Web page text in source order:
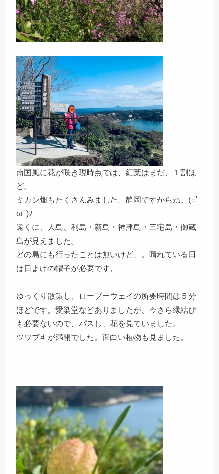
南国風に花が咲き現時点では、紅葉はまだ、１割ほ
ど。
ミカン畑もたくさんみました。静岡ですからね。(=ﾟ
ωﾟ)ﾉ
遠くに、大島、利島・新島・神津島・三宅島・御蔵
島が見えました。
どの島にも行ったことは無いけど、。晴れている日
は日よけの帽子が必要です。
ゆっくり散策し、ロープーウェイの所要時間は５分
ほどです。愛染堂などありましたが、今さら縁結び
も必要ないので、パスし、花を見ていました。
ツワブキが満開でした。面白い植物も見ました。